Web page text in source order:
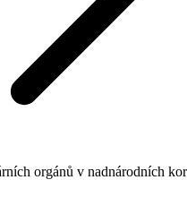
orgánů v nadnárodních